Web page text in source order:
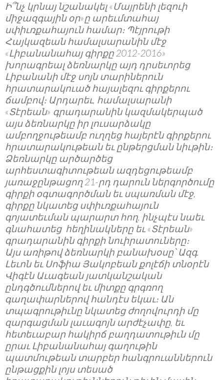
Ի՞նչ կրնայ նշանակել «Մայրենի լեզուի
միջազգային օր»ը արեւմտահայ
սփիւռքահայուն համար։ Պէյրութի
Հայկազեան համալսարանին մէջ
«Լիբանանահայ գիրքը 2012-2016»
խորագրեալ ձեռնարկը այդ դրսեւորեց
Լիբանանի մէջ սոյն տարիներուն
հրատարակուած հայալեզու գիրքերու
ճամբով։ Արդարեւ, համալսարանի
«Տէրեան» գրադարանին կազմակերպած
այս ձեռնարկը իր լուսարձակը
ամբողջութեամբ ուղղեց հայերէն գիրքերու
հրատարակութեան եւ ընթերցման նիւթին։
Ձեռնարկը արծարծեց
արհեստագիտութեան ազդեցութեամբ
յառաջընթացող 21-րդ դարուն ներգործումը
գիրքի օգտագործման եւ սպառման մէջ,
գիրքը նկատեց սփիւռքահայուն
գոյատեւման պարարտ հող, ինչպէս նաեւ
գնահատեց հեղինակները եւ «Տէրեան»
գրադարանին գիրքի նուիրատուները։
Այս առիթով ձեռնարկի բանախօսը՝ Ազգ.
Լեւոն եւ Սոֆիա Յակոբեան քոլէճի տնօրէն
Վիգէն Աւագեան յատկանշական
ընդգծումներով եւ միտքը գրգռող
գաղափարներով հանդէս եկաւ։ Ան
տպագրութիւնը նկատեց ժողովուրդի մը
զարգացման լաւագոյն արժէչափը, եւ
հետեւաբար հակիրճ բաղդատութիւն մը
ըրաւ Լիբանանահայ գաղութին
պատմութեան տարբեր հանգրուաններուն
ընթացքին լոյս տեսած